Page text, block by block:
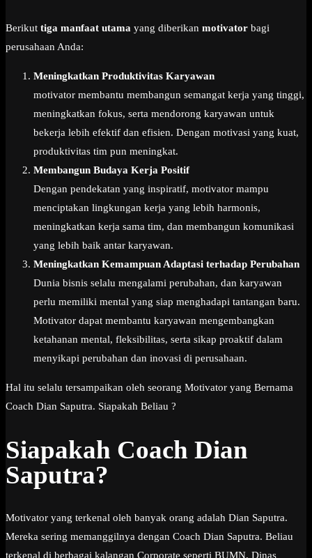
Berikut tiga manfaat utama yang diberikan motivator bagi
perusahaan Anda:
Meningkatkan Produktivitas Karyawan
motivator membantu membangun semangat kerja yang tinggi,
meningkatkan fokus, serta mendorong karyawan untuk
bekerja lebih efektif dan efisien. Dengan motivasi yang kuat,
produktivitas tim pun meningkat.
Membangun Budaya Kerja Positif
Dengan pendekatan yang inspiratif, motivator mampu
menciptakan lingkungan kerja yang lebih harmonis,
meningkatkan kerja sama tim, dan membangun komunikasi
yang lebih baik antar karyawan.
Meningkatkan Kemampuan Adaptasi terhadap Perubahan
Dunia bisnis selalu mengalami perubahan, dan karyawan
perlu memiliki mental yang siap menghadapi tantangan baru.
Motivator dapat membantu karyawan mengembangkan
ketahanan mental, fleksibilitas, serta sikap proaktif dalam
menyikapi perubahan dan inovasi di perusahaan.
Hal itu selalu tersampaikan oleh seorang Motivator yang Bernama
Coach Dian Saputra. Siapakah Beliau ?
Siapakah Coach Dian
Saputra?
Motivator yang terkenal oleh banyak orang adalah Dian Saputra.
Mereka sering memanggilnya dengan Coach Dian Saputra. Beliau
terkenal di berbagai kalangan Corporate seperti BUMN, Dinas